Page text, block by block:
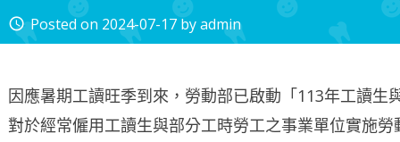
access_time Posted on 2024-07-17 byadmin
因應暑期工讀旺季到來，勞動部已啟動「113年工讀生
對於經常僱用工讀生與部分工時勞工之事業單位實施